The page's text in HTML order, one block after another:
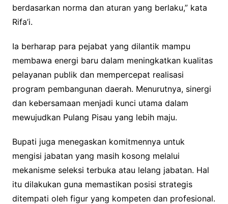
berdasarkan norma dan aturan yang berlaku,” kata
Rifa’i.
Ia berharap para pejabat yang dilantik mampu
membawa energi baru dalam meningkatkan kualitas
pelayanan publik dan mempercepat realisasi
program pembangunan daerah. Menurutnya, sinergi
dan kebersamaan menjadi kunci utama dalam
mewujudkan Pulang Pisau yang lebih maju.
Bupati juga menegaskan komitmennya untuk
mengisi jabatan yang masih kosong melalui
mekanisme seleksi terbuka atau lelang jabatan. Hal
itu dilakukan guna memastikan posisi strategis
ditempati oleh figur yang kompeten dan profesional.